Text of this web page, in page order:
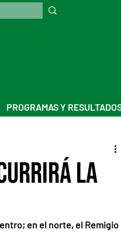
PROGRAMAS Y
la
en el norte, el Remigio